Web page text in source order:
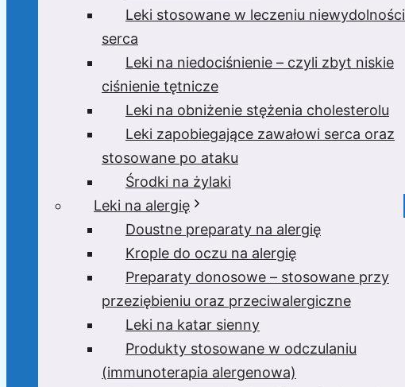
Leki stosowane w leczeniu niewydolności
serca
Leki na niedociśnienie – czyli zbyt niskie
ciśnienie tętnicze
Leki na obniżenie stężenia cholesterolu
Leki zapobiegające zawałowi serca oraz
stosowane po ataku
Środki na żylaki
Leki na alergię
Doustne preparaty na alergię
Krople do oczu na alergię
Preparaty donosowe – stosowane przy
przeziębieniu oraz przeciwalergiczne
Leki na katar sienny
Produkty stosowane w odczulaniu
(immunoterapia alergenowa)